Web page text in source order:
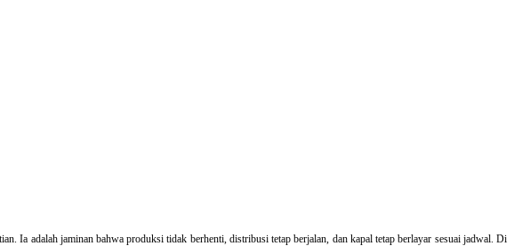
Ia adalah jaminan bahwa produksi tidak berhenti, distribusi tetap berjalan, dan kapal tetap berlayar sesuai jadwal. Di